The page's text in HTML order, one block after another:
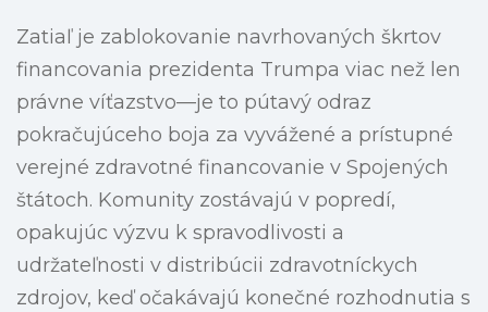
Zatiaľ je zablokovanie navrhovaných škrtov
financovania prezidenta Trumpa viac než len
právne víťazstvo—je to pútavý odraz
pokračujúceho boja za vyvážené a prístupné
verejné zdravotné financovanie v Spojených
štátoch. Komunity zostávajú v popredí,
opakujúc výzvu k spravodlivosti a
udržateľnosti v distribúcii zdravotníckych
zdrojov, keď očakávajú konečné rozhodnutia s